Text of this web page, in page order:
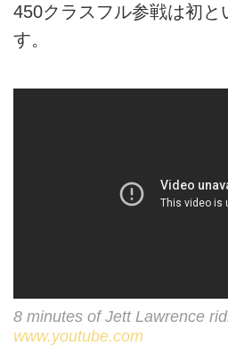
450クラスフル参戦は初と
す。
8 minutes of Jett Lawrence
www.youtube.com